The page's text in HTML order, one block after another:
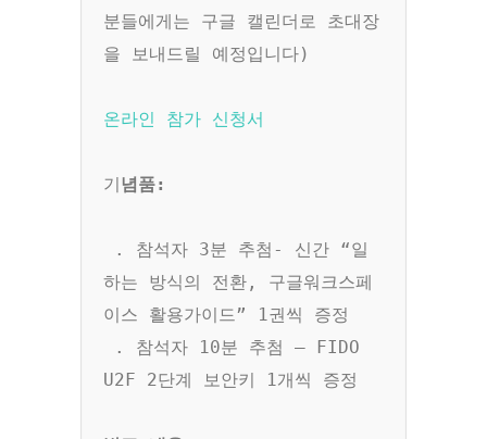
분들에게는 구글 캘린더로 초대장
을 보내드릴 예정입니다)
온라인 참가 신청서
기념품:
하는 방식의 전환, 구글워크스페
이스 활용가이드” 1권씩 증정
U2F 2단계 보안키 1개씩 증정